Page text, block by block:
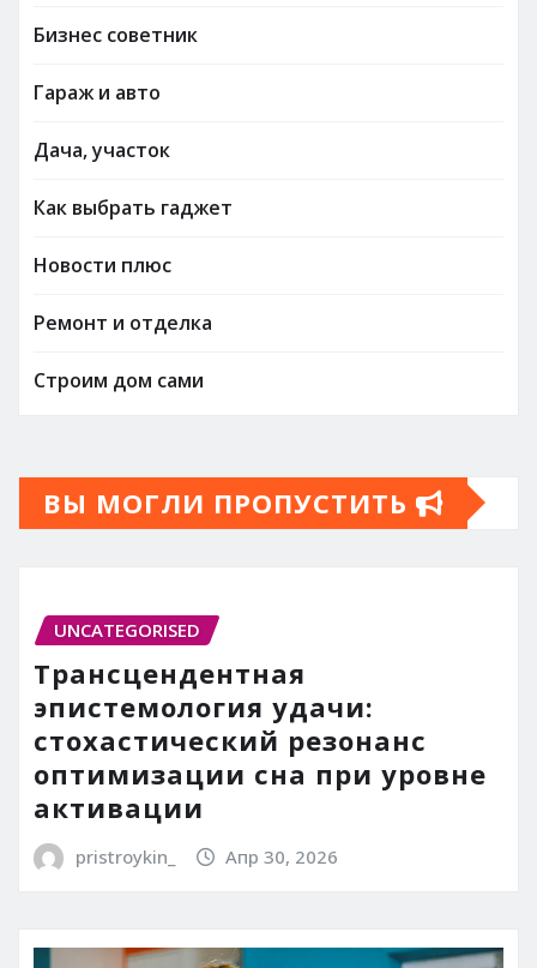
Бизнес советник
Гараж и авто
Дача, участок
Как выбрать гаджет
Новости плюс
Ремонт и отделка
Строим дом сами
ВЫ МОГЛИ ПРОПУСТИТЬ
UNCATEGORISED
Трансцендентная
эпистемология удачи:
стохастический резонанс
оптимизации сна при уровне
активации
pristroykin_ Апр 30, 2026